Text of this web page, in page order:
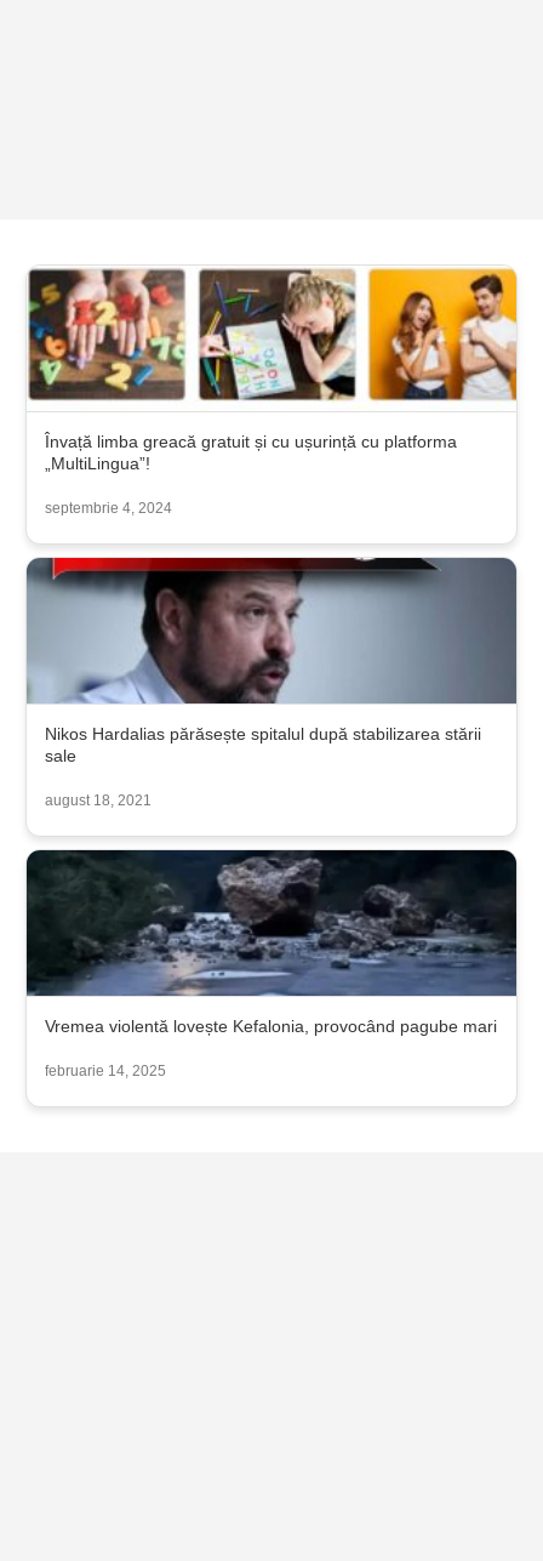
Învață limba greacă gratuit și cu ușurință cu platforma
„MultiLingua”!
septembrie 4, 2024
Nikos Hardalias părăsește spitalul după stabilizarea stării
sale
august 18, 2021
Vremea violentă lovește Kefalonia, provocând pagube mari
februarie 14, 2025